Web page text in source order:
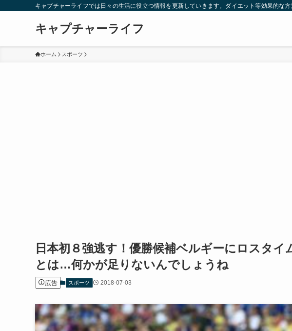
キャプチャーライフでは日々の生活に役立つ情報を更新していきます。ダイエット等効果的
キャプチャーライフ
ホーム スポーツ
日本初８強逃す！優勝候補ベルギーにロスタ
とは…何かが足りないんでしょうね
広告 スポーツ 2018-07-03